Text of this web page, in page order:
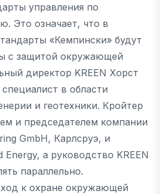
управления по
Это означает, что в
«Кемпински» будут
с защитой окружающей
директор KREEN Хорст
в области
и геотехники. Кройтер
и председателем компании
GmbH, Карлсруэ, и
а руководство KREEN
параллельно.
к охране окружающей